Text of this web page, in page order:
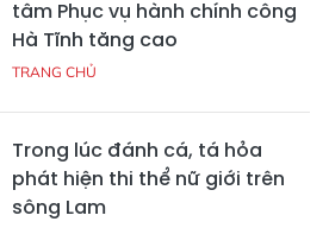
tâm Phục vụ hành chính công
Hà Tĩnh tăng cao
TRANG CHỦ
Trong lúc đánh cá, tá hỏa
phát hiện thi thể nữ giới trên
sông Lam